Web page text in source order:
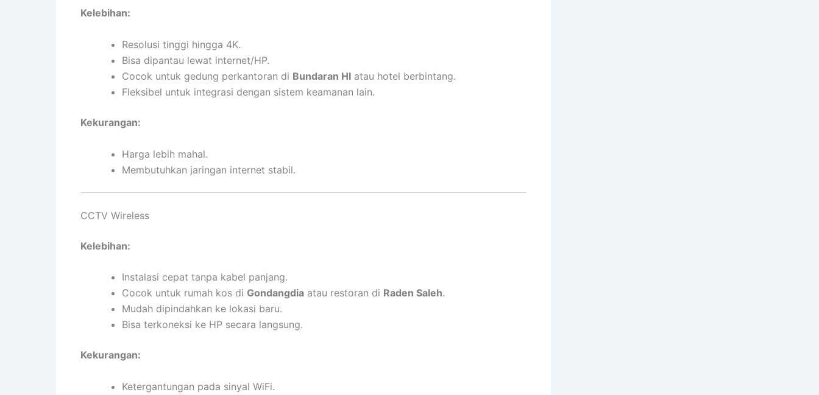
Kelebihan:
Resolusi tinggi hingga 4K.
Bisa dipantau lewat internet/HP.
Cocok untuk gedung perkantoran di Bundaran HI atau hotel berbintang.
Fleksibel untuk integrasi dengan sistem keamanan lain.
Kekurangan:
Harga lebih mahal.
Membutuhkan jaringan internet stabil.
CCTV Wireless
Kelebihan:
Instalasi cepat tanpa kabel panjang.
Cocok untuk rumah kos di Gondangdia atau restoran di Raden Saleh.
Mudah dipindahkan ke lokasi baru.
Bisa terkoneksi ke HP secara langsung.
Kekurangan:
Ketergantungan pada sinyal WiFi.